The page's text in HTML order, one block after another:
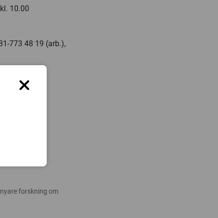
10.00
773 48 19 (arb.),
forskning om